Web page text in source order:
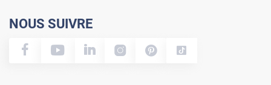
NOUS SUIVRE